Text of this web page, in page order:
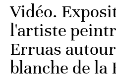
Vidéo.
l'artiste
Erruas
blanche de la